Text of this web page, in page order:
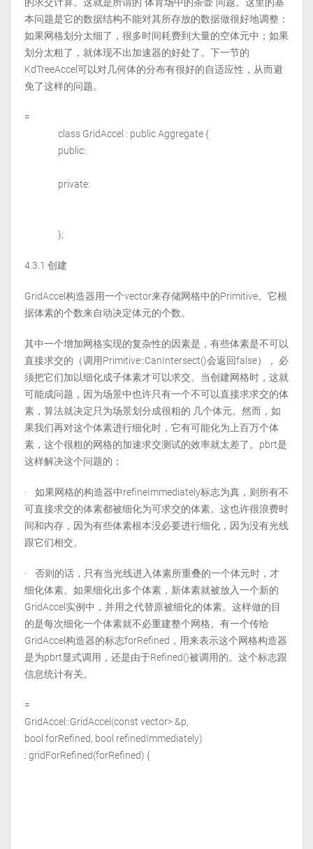
本问题是它的数据结构不能对其所存放的数据做很好地调整：
如果网格划分太细了，很多时间耗费到大量的空体元中；如果
划分太粗了，就体现不出加速器的好处了。下一节的
KdTreeAccel可以对几何体的分布有很好的自适应性，从而避
免了这样的问题。
=
class GridAccel : public Aggregate {
public:
private:
};
4.3.1 创建
GridAccel构造器用一个vector来存储网格中的Primitive。它根
据体素的个数来自动决定体元的个数。
其中一个增加网格实现的复杂性的因素是，有些体素是不可以
直接求交的（调用Primitive::CanIntersect()会返回false）， 必
须把它们加以细化成子体素才可以求交。当创建网格时，这就
可能成问题，因为场景中也许只有一个不可以直接求求交的体
素，算法就决定只为场景划分成很粗的 几个体元。然而，如
果我们再对这个体素进行细化时，它有可能化为上百万个体
素，这个很粗的网格的加速求交测试的效率就太差了。pbrt是
这样解决这个问题的：
· 如果网格的构造器中refineImmediately标志为真，则所有不
可直接求交的体素都被细化为可求交的体素。这也许很浪费时
间和内存，因为有些体素根本没必要进行细化，因为没有光线
跟它们相交。
· 否则的话，只有当光线进入体素所重叠的一个体元时，才
细化体素。如果细化出多个体素，新体素就被放入一个新的
GridAccel实例中，并用之代替原被细化的体素。这样做的目
的是每次细化一个体素就不必重建整个网格。有一个传给
GridAccel构造器的标志forRefined，用来表示这个网格构造器
是为pbrt显式调用，还是由于Refined()被调用的。这个标志跟
信息统计有关。
=
GridAccel::GridAccel(const vector> &p,
bool forRefined, bool refinedImmediately)
: gridForRefined(forRefined) {